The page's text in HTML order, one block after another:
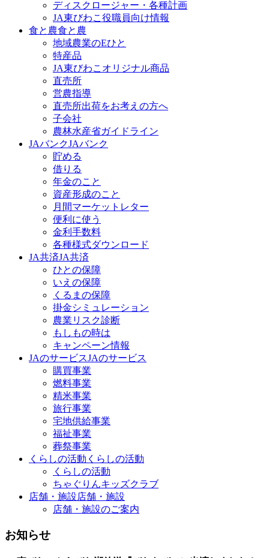
ディスクロージャー・各種計画
JA東びわこ役職員向け情報
食と農食と農
地域農業のEひと
特産品
JA東びわこオリジナル商品
直売所
営農指導
直売所出荷をお考えの方へ
子会社
農林水産省ガイドライン
JAバンクJAバンク
貯める
借りる
年金のこと
資産形成のこと
月間マーケットレター
便利に使う
金利手数料
各種様式ダウンロード
JA共済JA共済
ひとの保障
いえの保障
くるまの保障
掛金シミュレーション
農業リスク診断
もしもの時は
キャンペーン情報
JAのサービスJAのサービス
購買事業
燃料事業
精米事業
旅行事業
宅地供給事業
福祉事業
葬祭事業
くらしの活動 くらしの活動
くらしの活動
ちゃぐりんキッズクラブ
店舗・施設店舗・施設
店舗・施設のご案内
お知らせ